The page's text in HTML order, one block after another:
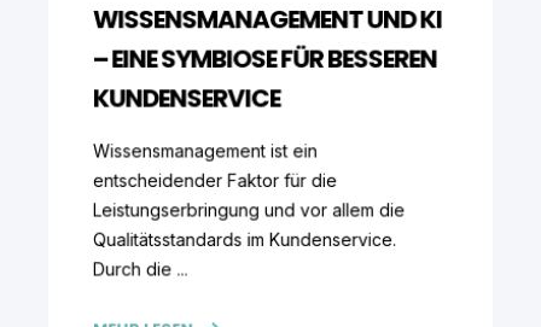
WISSENSMANAGEMENT UND KI
– EINE SYMBIOSE FÜR BESSEREN
KUNDENSERVICE
Wissensmanagement ist ein
entscheidender Faktor für die
Leistungserbringung und vor allem die
Qualitätsstandards im Kundenservice.
Durch die ...